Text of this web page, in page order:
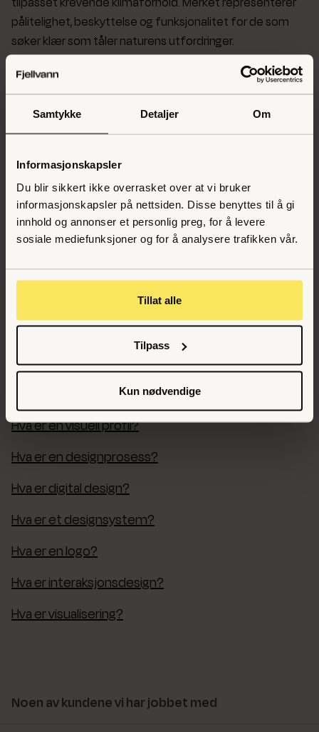
Samtykke Detaljer Om
Informasjonskapsler
Du blir sikkert ikke overrasket over at vi bruker
informasjonskapsler på nettsiden. Disse benyttes til å gi
innhold og annonser et personlig preg, for å levere
sosiale mediefunksjoner og for å analysere trafikken vår.
Tillat alle
Tilpass
Kun nødvendige
pålitelighet, beskyttelse og funksjonalitet for de som
søker klær som tåler naturens utfordringer.
Oppsummering:
En merkevare er som en unik karakter for bedriften din.
Den skiller deg fra andre konkurrenter på markedet og
fanger oppmerksomheten til både potensielle og
til din bedrift.
Kontakt
oss
Tilbake til
fagbegrep
Hva er merkevareidentitet?
Hva er brukersentrert design?
Hva er en visuell profil?
Hva er en designprosess?
Hva er digital design?
Hva er et designsystem?
Hva er en logo?
Hva er interaksjonsdesign?
Hva er visualisering?
Noen av kundene vi har jobbet med